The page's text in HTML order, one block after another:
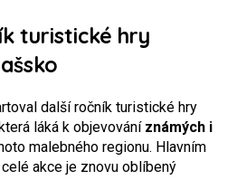
turistické hry
další ročník turistické hry
láká k objevování známých i
malebného regionu. Hlavním
akce je znovu oblíbený